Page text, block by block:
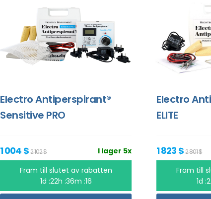
Electro Antiperspirant®
Sensitive PRO
I lager 5x
1 004 $2 102 $
Fram till slutet av rabatten
1d :22h :36m :16
Electro
ELITE
1 823 $2 801 $
Fram till
1d